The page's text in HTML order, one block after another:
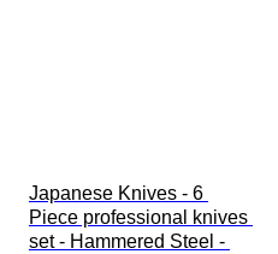
Japanese Knives - 6
Piece professional knives
set - Hammered Steel -